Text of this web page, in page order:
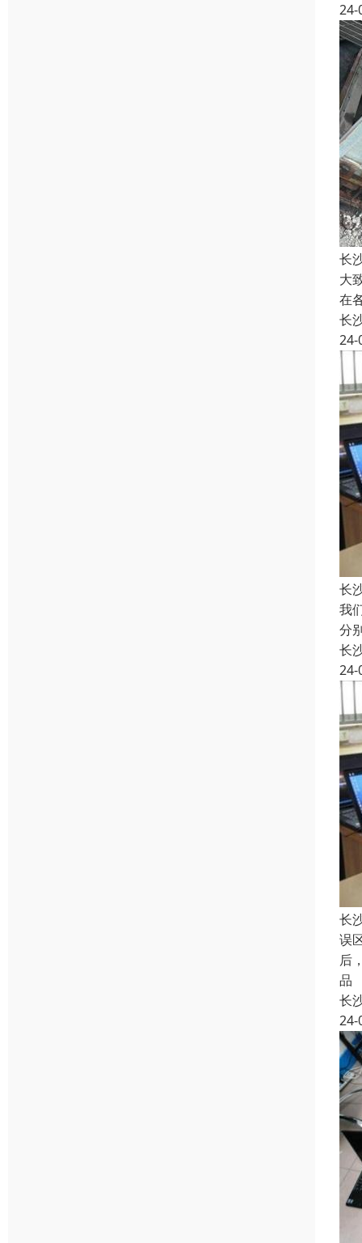
24-
长
大
在
长
24-
长
我
分
长
24-
长
误
后
品
长
24-